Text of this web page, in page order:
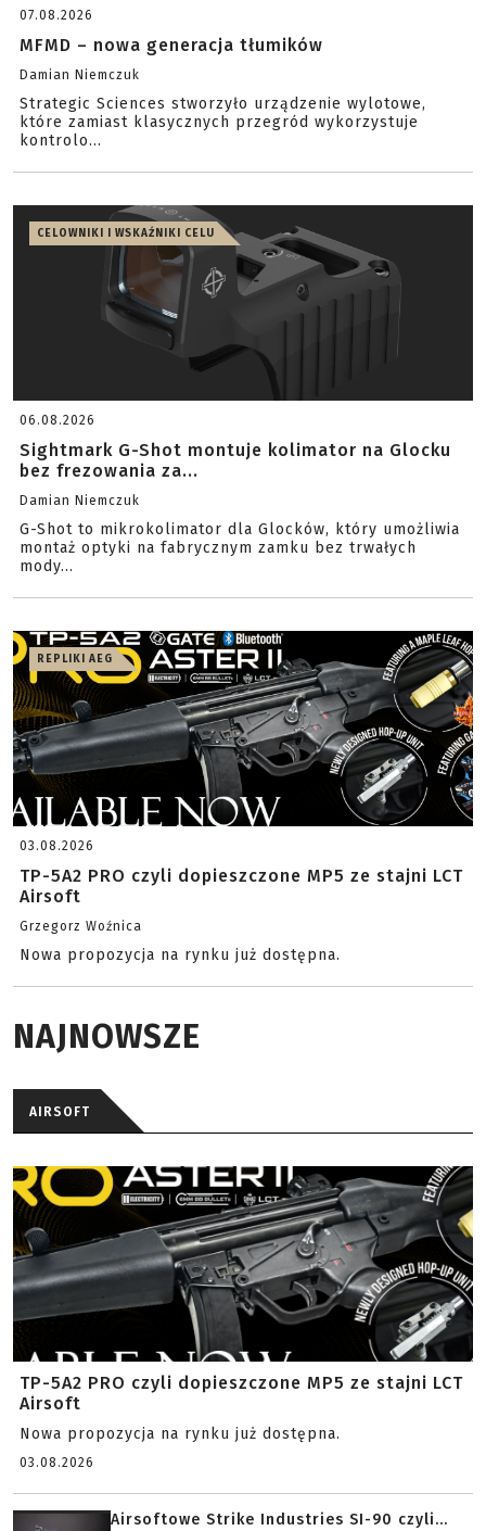
07.08.2026
MFMD – nowa generacja tłumików
Damian Niemczuk
Strategic Sciences stworzyło urządzenie wylotowe,
które zamiast klasycznych przegród wykorzystuje
kontrolo...
CELOWNIKI I WSKAŹNIKI CELU
06.08.2026
Sightmark G-Shot montuje kolimator na Glocku
bez frezowania za...
Damian Niemczuk
G-Shot to mikrokolimator dla Glocków, który umożliwia
montaż optyki na fabrycznym zamku bez trwałych
mody...
REPLIKI AEG
03.08.2026
TP-5A2 PRO czyli dopieszczone MP5 ze stajni LCT
Airsoft
Grzegorz Woźnica
Nowa propozycja na rynku już dostępna.
NAJNOWSZE
AIRSOFT
TP-5A2 PRO czyli dopieszczone MP5 ze stajni LCT
Airsoft
Nowa propozycja na rynku już dostępna.
03.08.2026
Airsoftowe Strike Industries SI-90 czyli...